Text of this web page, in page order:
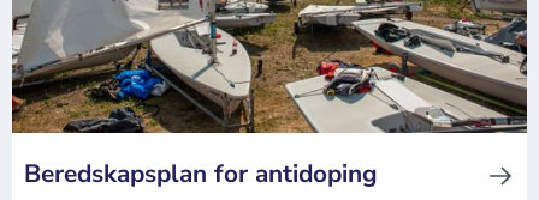
Beredskapsplan for antidoping